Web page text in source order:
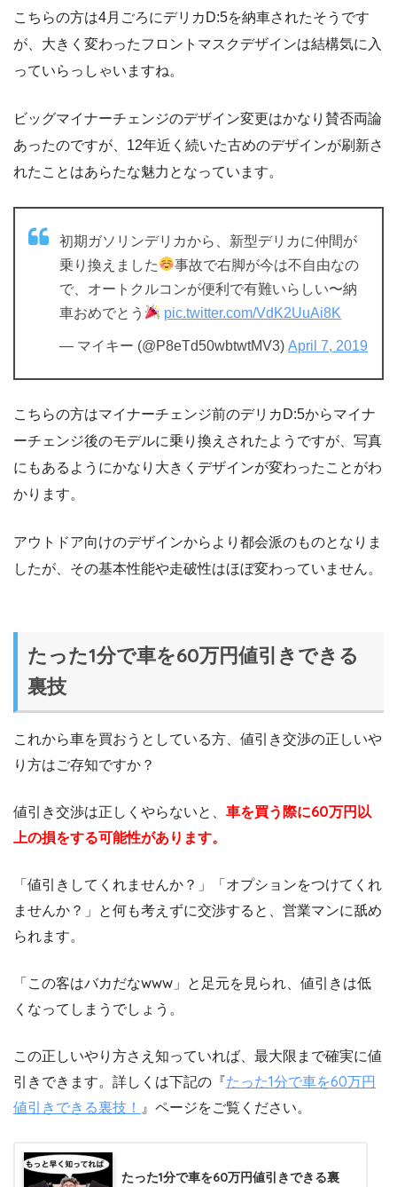
こちらの方は4月ごろにデリカD:5を納車されたそうです
が、大きく変わったフロントマスクデザインは結構気に入
っていらっしゃいますね。
ビッグマイナーチェンジのデザイン変更はかなり賛否両論
あったのですが、12年近く続いた古めのデザインが刷新さ
れたことはあらたな魅力となっています。
初期ガソリンデリカから、新型デリカに仲間が
乗り換えました
事故で右脚が今は不自由なの
で、オートクルコンが便利で有難いらしい〜納
車おめでとう
pic.twitter.com/VdK2UuAi8K
— マイキー (@P8eTd50wbtwtMV3) April 7, 2019
こちらの方はマイナーチェンジ前のデリカD:5からマイナ
ーチェンジ後のモデルに乗り換えされたようですが、写真
にもあるようにかなり大きくデザインが変わったことがわ
かります。
アウトドア向けのデザインからより都会派のものとなりま
したが、その基本性能や走破性はほぼ変わっていません。
たった1分で車を60万円値引きできる
裏技
これから車を買おうとしている方、値引き交渉の正しいや
り方はご存知ですか？
値引き交渉は正しくやらないと、 車を買う際に60万円以
上の損をする可能性があります。
「値引きしてくれませんか？」「オプションをつけてくれ
ませんか？」と何も考えずに交渉すると、営業マンに舐め
られます。
「この客はバカだなwww」と足元を見られ、値引きは低
くなってしまうでしょう。
この正しいやり方さえ知っていれば、最大限まで確実に値
引きできます。詳しくは下記の『たった1分で車を60万円
値引きできる裏技！ 』ページをご覧ください。
たった1分で車を60万円値引きできる裏